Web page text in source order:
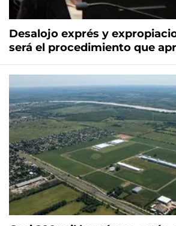
Desalojo exprés y
será el procedimiento que